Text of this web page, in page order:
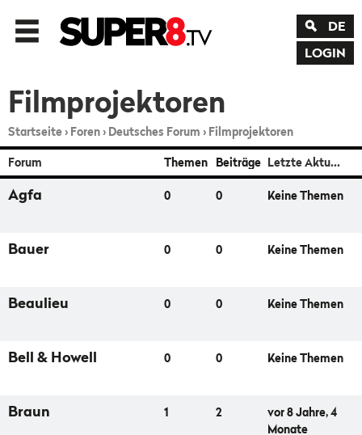
DE
LOGIN
Filmprojektoren
Startseite› Foren› Deutsches Forum › Filmprojektoren
Forum Themen Beiträge Letzte Aktualisierung
Agfa 0 0 Keine Themen
Bauer 0 0 Keine Themen
Beaulieu 0 0 Keine Themen
Bell & Howell 0 0 Keine Themen
Braun 1 2
vor 8 Jahre, 4
Monate